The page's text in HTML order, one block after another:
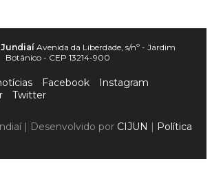
Avenida da Liberdade, s/nº - Jardim
Botânico - CEP 13214-900
Facebook
Instagram
Twitter
| Desenvolvido por CIJUN | Política